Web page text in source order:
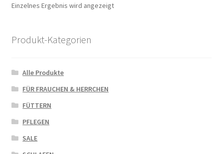
Einzelnes Ergebnis wird angezeigt
Produkt-Kategorien
Alle Produkte
FÜR FRAUCHEN & HERRCHEN
FÜTTERN
PFLEGEN
SALE